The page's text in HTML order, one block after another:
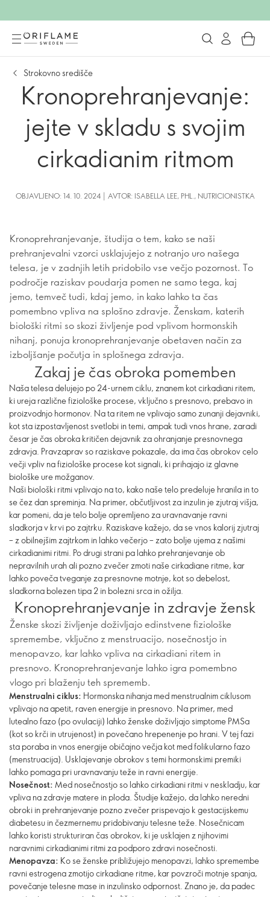
Strokovno središče
Kronoprehranjevanje:
jejte v skladu s svojim
cirkadianim ritmom
OBJAVLJENO: 14. 10. 2024 | AVTOR: ISABELLA LEE, PHL., NUTRICIONISTKA
Kronoprehranjevanje, študija o tem, kako se naši
prehranjevalni vzorci usklajujejo z notranjo uro našega
telesa, je v zadnjih letih pridobilo vse večjo pozornost. To
področje raziskav poudarja pomen ne samo tega, kaj
jemo, temveč tudi, kdaj jemo, in kako lahko ta čas
pomembno vpliva na splošno zdravje. Ženskam, katerih
biološki ritmi so skozi življenje pod vplivom hormonskih
nihanj, ponuja kronoprehranjevanje obetaven način za
izboljšanje počutja in splošnega zdravja.
Zakaj je čas obroka pomemben
Naša telesa delujejo po 24-urnem ciklu, znanem kot cirkadiani ritem,
ki ureja različne fiziološke procese, vključno s presnovo, prebavo in
proizvodnjo hormonov. Na ta ritem ne vplivajo samo zunanji dejavniki,
kot sta izpostavljenost svetlobi in temi, ampak tudi vnos hrane, zaradi
česar je čas obroka kritičen dejavnik za ohranjanje presnovnega
zdravja. Pravzaprav so raziskave pokazale, da ima čas obrokov celo
večji vpliv na fiziološke procese kot signali, ki prihajajo iz glavne
biološke ure možganov.
Naši biološki ritmi vplivajo na to, kako naše telo predeluje hranila in to
se čez dan spreminja. Na primer, občutljivost za inzulin je zjutraj višja,
kar pomeni, da je telo bolje opremljeno za uravnavanje ravni
sladkorja v krvi po zajtrku. Raziskave kažejo, da se vnos kalorij zjutraj
– z obilnejšim zajtrkom in lahko večerjo – zato bolje ujema z našimi
cirkadianimi ritmi. Po drugi strani pa lahko prehranjevanje ob
nepravilnih urah ali pozno zvečer zmoti naše cirkadiane ritme, kar
lahko poveča tveganje za presnovne motnje, kot so debelost,
sladkorna bolezen tipa 2 in bolezni srca in ožilja.
Kronoprehranjevanje in zdravje žensk
Ženske skozi življenje doživljajo edinstvene fiziološke
spremembe, vključno z menstruacijo, nosečnostjo in
menopavzo, kar lahko vpliva na cirkadiani ritem in
presnovo. Kronoprehranjevanje lahko igra pomembno
vlogo pri blaženju teh sprememb.
Menstrualni ciklus: Hormonska nihanja med menstrualnim ciklusom
vplivajo na apetit, raven energije in presnovo. Na primer, med
lutealno fazo (po ovulaciji) lahko ženske doživljajo simptome PMSa
(kot so krči in utrujenost) in povečano hrepenenje po hrani. V tej fazi
sta poraba in vnos energije običajno večja kot med folikularno fazo
(menstruacija). Usklajevanje obrokov s temi hormonskimi premiki
lahko pomaga pri uravnavanju teže in ravni energije.
Nosečnost: Med nosečnostjo so lahko cirkadiani ritmi v neskladju, kar
vpliva na zdravje matere in ploda. Študije kažejo, da lahko neredni
obroki in prehranjevanje pozno zvečer prispevajo k gestacijskemu
diabetesu in čezmernemu pridobivanju telesne teže. Nosečnicam
lahko koristi strukturiran čas obrokov, ki je usklajen z njihovimi
naravnimi cirkadianimi ritmi za podporo zdravi nosečnosti.
Menopavza: Ko se ženske približujejo menopavzi, lahko spremembe
ravni estrogena zmotijo ​​cirkadiane ritme, kar povzroči motnje spanja,
povečanje telesne mase in inzulinsko odpornost. Znano je, da padec